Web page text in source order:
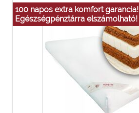
100 napos extra komfort garancia!
Egészségpénztárra elszámolható!